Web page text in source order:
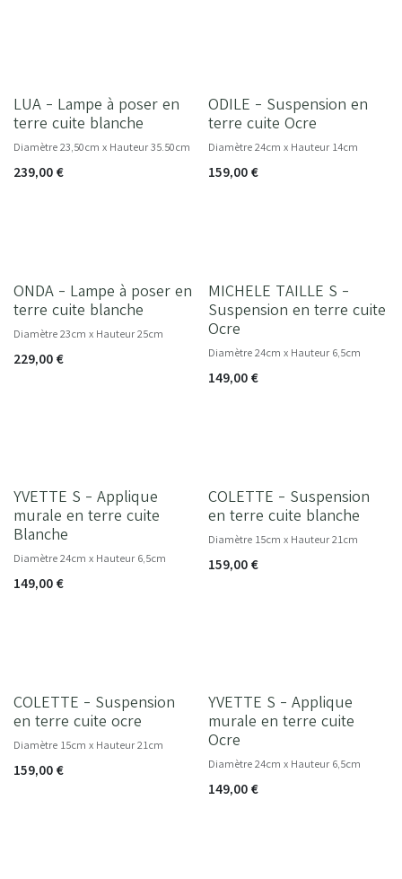
NOUVEAU
LUA - Lampe à poser en
terre cuite blanche
Diamètre 23,50cm x Hauteur 35.50cm
239,00 €
ODILE - Suspension en
terre cuite Ocre
Diamètre 24cm x Hauteur 14cm
159,00€
NOUVEAU
ONDA - Lampe à poser en
terre cuite blanche
Diamètre 23cm x Hauteur 25cm
229,00 €
MICHELE TAILLE S -
Suspension en terre cuite
Ocre
Diamètre 24cm x Hauteur 6,5cm
149,00€
YVETTE S - Applique
murale en terre cuite
Blanche
Diamètre 24cm x Hauteur 6,5cm
149,00 €
NOUVEAU
COLETTE - Suspension
en terre cuite blanche
Diamètre 15cm x Hauteur 21cm
159,00€
COLETTE - Suspension
en terre cuite ocre
Diamètre 15cm x Hauteur 21cm
159,00 €
YVETTE S - Applique
murale en terre cuite
Ocre
Diamètre 24cm x Hauteur 6,5cm
149,00€